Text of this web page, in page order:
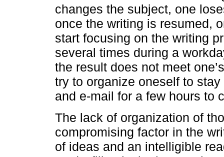
changes the subject, one
once the writing is resumed,
start focusing on the writing
several times during a
the result does not meet
try to organize oneself to
and e-mail for a few hours to
The lack of organization of
compromising factor in the
of ideas and an intelligible